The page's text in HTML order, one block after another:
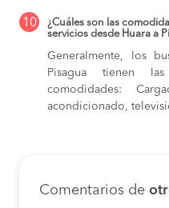
10
¿Cuáles son las
servicios desde Huara a
Generalmente, los
Pisagua tienen
comodidades:
acondicionado,
Comentarios de